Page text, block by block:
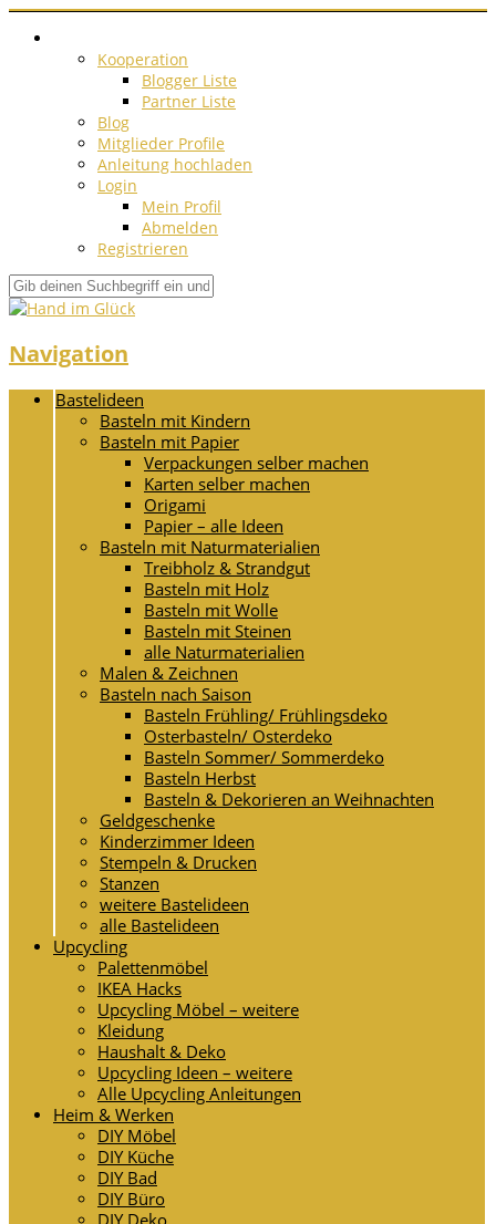
Kooperation
Blogger Liste
Partner Liste
Blog
Mitglieder Profile
Anleitung hochladen
Login
Mein Profil
Abmelden
Registrieren
Navigation
Bastelideen
Basteln mit Kindern
Basteln mit Papier
Verpackungen selber machen
Karten selber machen
Origami
Papier – alle Ideen
Basteln mit Naturmaterialien
Treibholz & Strandgut
Basteln mit Holz
Basteln mit Wolle
Basteln mit Steinen
alle Naturmaterialien
Malen & Zeichnen
Basteln nach Saison
Basteln Frühling/ Frühlingsdeko
Osterbasteln/ Osterdeko
Basteln Sommer/ Sommerdeko
Basteln Herbst
Basteln & Dekorieren an Weihnachten
Geldgeschenke
Kinderzimmer Ideen
Stempeln & Drucken
Stanzen
weitere Bastelideen
alle Bastelideen
Upcycling
Palettenmöbel
IKEA Hacks
Upcycling Möbel – weitere
Kleidung
Haushalt & Deko
Upcycling Ideen – weitere
Alle Upcycling Anleitungen
Heim & Werken
DIY Möbel
DIY Küche
DIY Bad
DIY Büro
DIY Deko